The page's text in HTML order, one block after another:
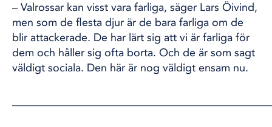
– Valrossar kan visst vara farliga, säger Lars Öivind,
men som de flesta djur är de bara farliga om de
blir attackerade. De har lärt sig att vi är farliga för
dem och håller sig ofta borta. Och de är som sagt
väldigt sociala. Den här är nog väldigt ensam nu.